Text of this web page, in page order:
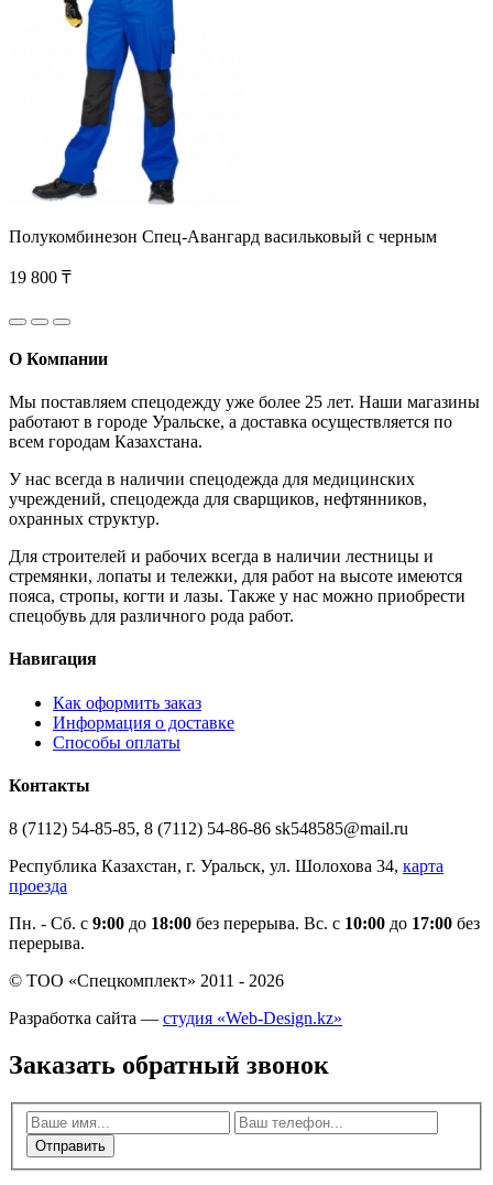
Полукомбинезон Спец-Авангард васильковый с черным
19 800 ₸
О Компании
Мы поставляем спецодежду уже более 25 лет. Наши магазины
работают в городе Уральске, а доставка осуществляется по
всем городам Казахстана.
У нас всегда в наличии спецодежда для медицинских
учреждений, спецодежда для сварщиков, нефтянников,
охранных структур.
Для строителей и рабочих всегда в наличии лестницы и
стремянки, лопаты и тележки, для работ на высоте имеются
пояса, стропы, когти и лазы. Также у нас можно приобрести
спецобувь для различного рода работ.
Навигация
Как оформить заказ
Информация о доставке
Способы оплаты
Контакты
8 (7112) 54-85-85, 8 (7112) 54-86-86 sk548585@mail.ru
Республика Казахстан, г. Уральск, ул. Шолохова 34, карта
проезда
Пн. - Cб. с 9:00 до 18:00 без перерыва. Вс. с 10:00 до 17:00 без
перерыва.
© ТОО «Спецкомплект» 2011 - 2026
Разработка сайта — студия «Web-Design.kz»
Заказать обратный звонок
Отправить